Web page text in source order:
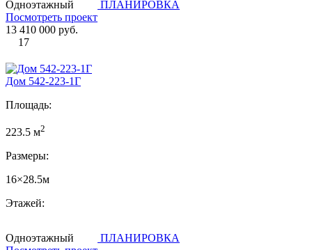
Одноэтажный
ПЛАНИРОВКА
Посмотреть проект
13 410 000 руб.
17
Дом 542-223-1Г
Площадь:
223.5 м2
Размеры:
16×28.5м
Этажей:
Одноэтажный
ПЛАНИРОВКА